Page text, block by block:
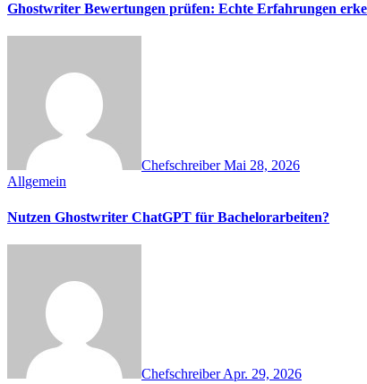
Ghostwriter Bewertungen prüfen: Echte Erfahrungen
ChefschreiberMai 28, 2026
Allgemein
Nutzen Ghostwriter ChatGPT für Bachelorarbeiten?
ChefschreiberApr. 29, 2026